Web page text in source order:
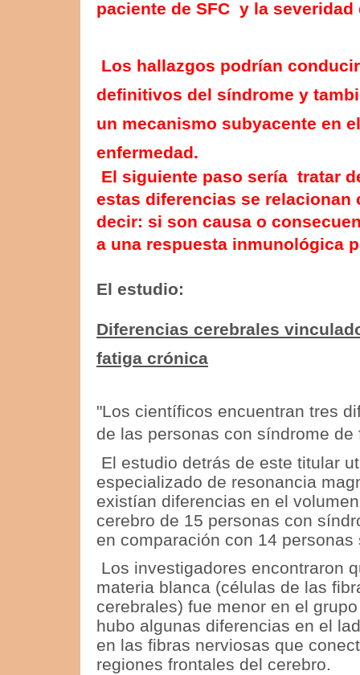
paciente de SFC y la
Los hallazgos podrían
definitivos del síndrome y
un mecanismo subyacente en
enfermedad.
El siguiente paso sería tratar
estas diferencias se relacionan
decir: si son causa o
a una respuesta inmunológica
El estudio:
Diferencias cerebrales
fatiga crónica
"Los científicos encuentran tres
de las personas con síndrome de
El estudio detrás de este titular
especializado de resonancia
existían diferencias en el
cerebro de 15 personas con
en comparación con 14 personas
Los investigadores encontraron
materia blanca (células de las
cerebrales) fue menor en el
hubo algunas diferencias en el
en las fibras nerviosas que
regiones frontales del cerebro.